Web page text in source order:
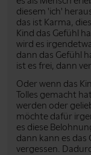
diesem 'ich'
das ist Karma,
Kind das Gefühl
wird es
dann das Gefühl
ist es frei, dann
Oder wenn das
Tolles gemacht
werden oder
möchte dafür
es diese
dann kann es das
vergessen.